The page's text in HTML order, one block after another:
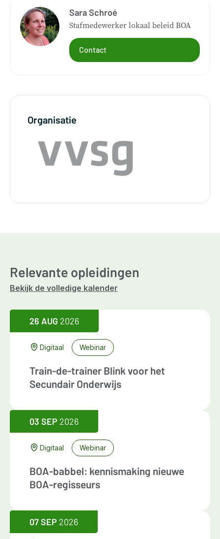
Sara Schroé
Stafmedewerker lokaal beleid BOA
Contact
Organisatie
Relevante opleidingen
Bekijk de volledige kalender
26 AUG 2026
Digitaal Webinar
Train-de-trainer Blink voor het
Secundair Onderwijs
03 SEP 2026
Digitaal Webinar
BOA-babbel: kennismaking nieuwe
BOA-regisseurs
07 SEP 2026